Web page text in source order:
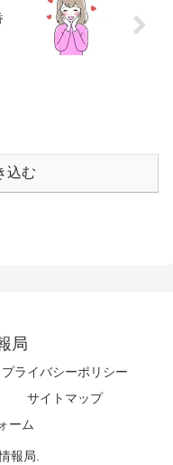
込む
局
プライバシーポリシー
サイトマップ
ーム
報局.